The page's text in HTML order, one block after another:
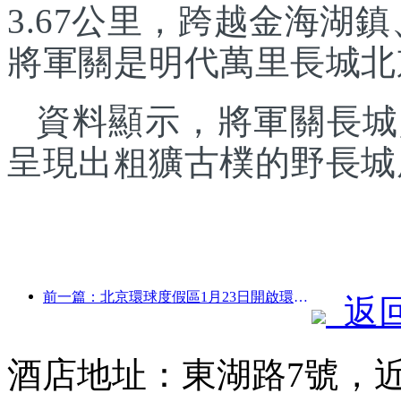
3.67公里，跨越金海湖
將軍關是明代萬里長城
資料顯示，將軍關長
呈現出粗獷古樸的野長
前一篇：北京環球度假區1月23日開啟環球中國年活動，持續40天
返
酒店地址：東湖路7號，